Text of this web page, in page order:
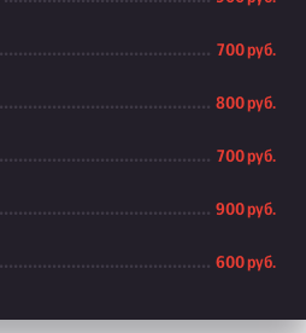
700 руб.
800 руб.
700 руб.
900 руб.
600 руб.